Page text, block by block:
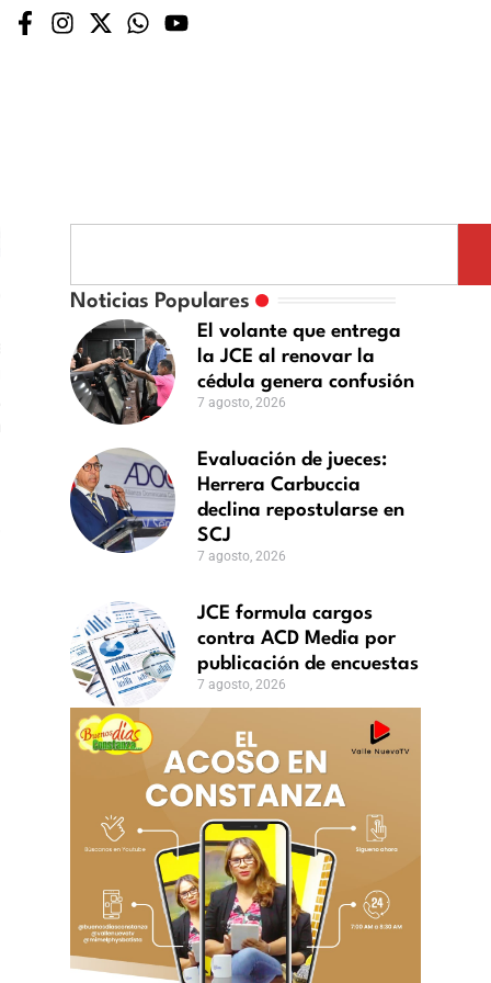
Noticias Populares
El volante que entrega
la JCE al renovar la
cédula genera confusión
7 agosto, 2026
Evaluación de jueces:
Herrera Carbuccia
declina repostularse en
SCJ
7 agosto, 2026
JCE formula cargos
contra ACD Media por
publicación de encuestas
7 agosto, 2026